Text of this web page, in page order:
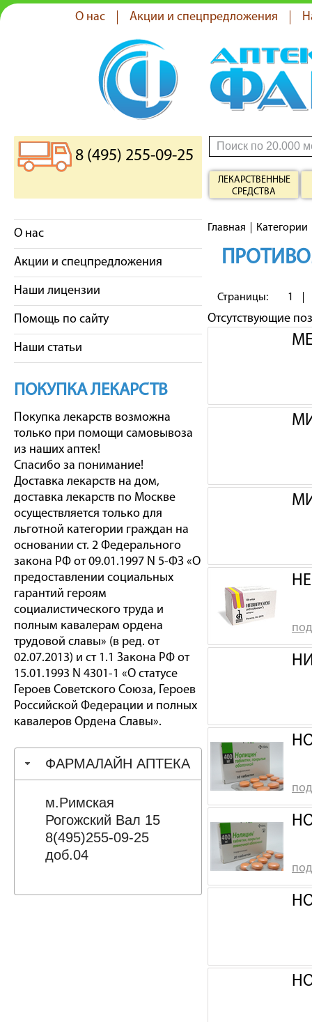
О нас Акции и спецпредложения
8 (495) 255-09-25
ЛЕКАРСТВЕННЫЕ
СРЕДСТВА
О нас
Акции и спецпредложения
Наши лицензии
Помощь по сайту
Наши статьи
ПОКУПКА ЛЕКАРСТВ
Покупка лекарств возможна
только при помощи самовывоза
из наших аптек!
Спасибо за понимание!
Доставка лекарств на дом,
доставка лекарств по Москве
осуществляется только для
льготной категории граждан на
основании ст. 2 Федерального
закона РФ от 09.01.1997 N 5-ФЗ «О
предоставлении социальных
гарантий героям
социалистического труда и
полным кавалерам ордена
трудовой славы» (в ред. от
02.07.2013) и ст 1.1 Закона РФ от
15.01.1993 N 4301-1 «О статусе
Героев Советского Союза, Героев
Российской Федерации и полных
кавалеров Ордена Славы».
ФАРМАЛАЙН АПТЕКА
м.Римская
Рогожский Вал 15
8(495)255-09-25
доб.04
Главная Категории
Страницы: 1
Отсутствующие